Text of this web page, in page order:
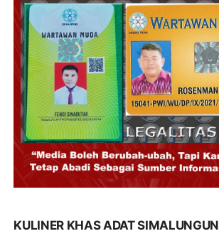
KULINER KHAS ADAT SIMALUNGUN